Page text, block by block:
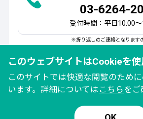
03-6264-
受付時間：平日10:00～
※折り返しのご連絡となります
このウェブサイトはCookieを
このサイトでは快適な閲覧のため
います。詳細については こちらをご